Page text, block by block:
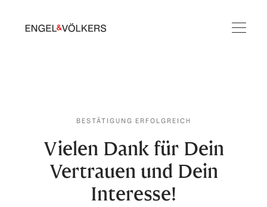
BESTÄTIGUNG ERFOLGREICH
Vielen Dank für Dein
Vertrauen und Dein
Interesse!